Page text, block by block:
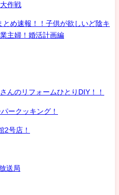
作戦
め速報！！子供が欲しいど陰キ
主婦！婚活計画編
んのリフォームひとりDIY！！
ークッキング！
2号店！
送局